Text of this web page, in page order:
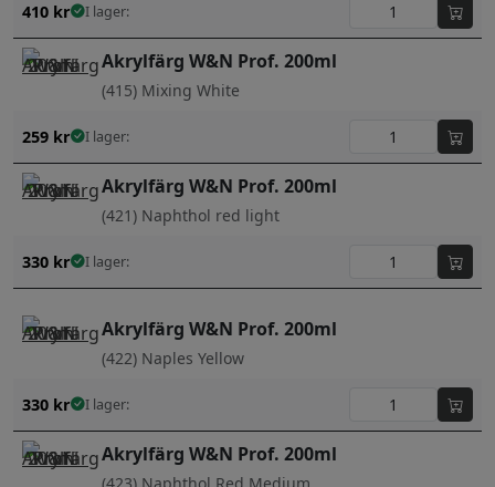
410 kr I lager:
Akrylfärg W&N Prof. 200ml
(415) Mixing White
259 kr I lager:
Akrylfärg W&N Prof. 200ml
(421) Naphthol red light
330 kr I lager:
Akrylfärg W&N Prof. 200ml
(422) Naples Yellow
330 kr I lager:
Akrylfärg W&N Prof. 200ml